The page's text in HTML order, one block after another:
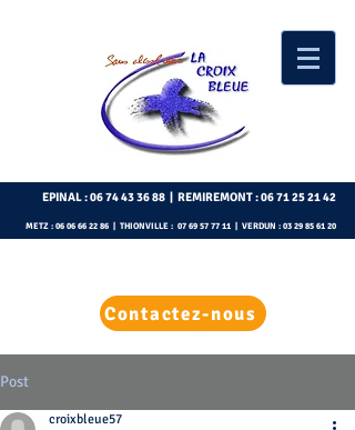
Contactez-nous
EPINAL :06 74 43 36 88 | REMIREMONT :06 71 25 21 42
METZ : 06 06 66 22 86| THIONVILLE : 07 69 57 77 11| VERDUN : 03 29 85 61 20
Post
croixbleue57